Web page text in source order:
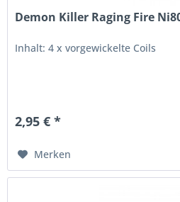
Demon Killer Raging Fire
Inhalt: 4 x vorgewickelte Coils
2,95 € *
Merken